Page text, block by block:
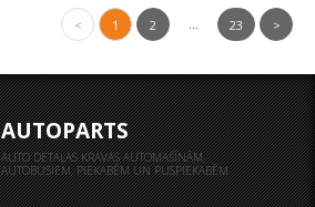
< 1 2 ... 23 >
AUTOPARTS
AUTO DETAĻAS KRAVAS AUTOMAŠĪNĀM,
AUTOBUSIEM, PIEKABĒM UN PUSPIEKABĒM